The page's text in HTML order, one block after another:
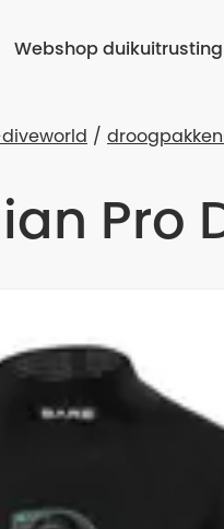
Webshop duikuitrusting
Pro